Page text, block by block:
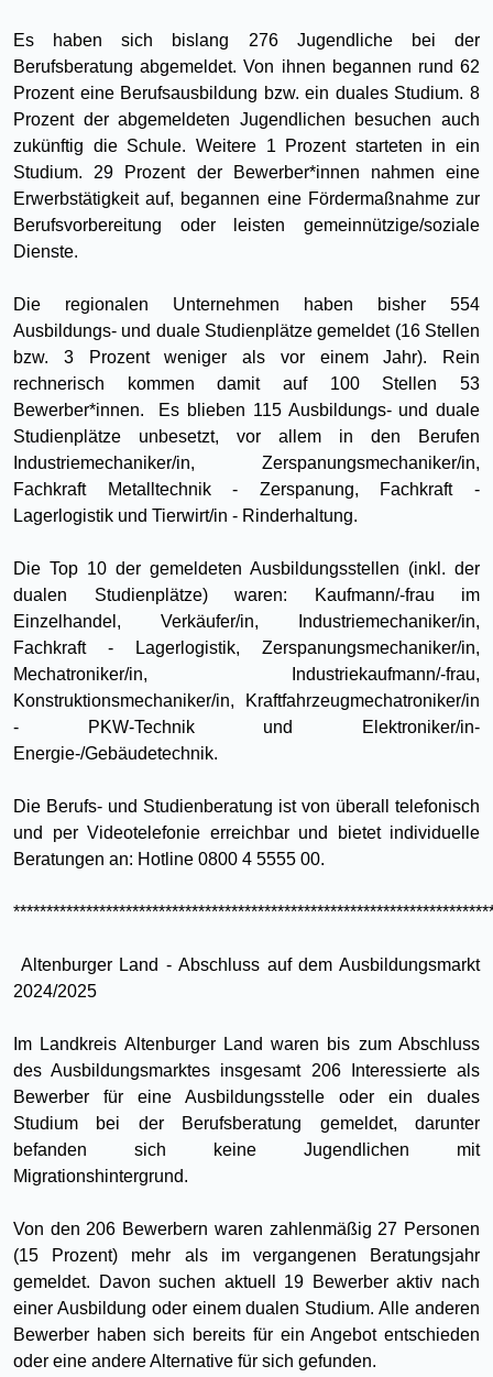
Es haben sich bislang 276 Jugendliche bei der
Berufsberatung abgemeldet. Von ihnen begannen rund 62
Prozent eine Berufsausbildung bzw. ein duales Studium. 8
Prozent der abgemeldeten Jugendlichen besuchen auch
zukünftig die Schule. Weitere 1 Prozent starteten in ein
Studium. 29 Prozent der Bewerber*innen nahmen eine
Erwerbstätigkeit auf, begannen eine Fördermaßnahme zur
Berufsvorbereitung oder leisten gemeinnützige/soziale
Dienste.
Die regionalen Unternehmen haben bisher 554
Ausbildungs- und duale Studienplätze gemeldet (16 Stellen
bzw. 3 Prozent weniger als vor einem Jahr). Rein
rechnerisch kommen damit auf 100 Stellen 53
Bewerber*innen. Es blieben 115 Ausbildungs- und duale
Studienplätze unbesetzt, vor allem in den Berufen
Industriemechaniker/in, Zerspanungsmechaniker/in,
Fachkraft Metalltechnik - Zerspanung, Fachkraft -
Lagerlogistik und Tierwirt/in - Rinderhaltung.
Die Top 10 der gemeldeten Ausbildungsstellen (inkl. der
dualen Studienplätze) waren: Kaufmann/-frau im
Einzelhandel, Verkäufer/in, Industriemechaniker/in,
Fachkraft - Lagerlogistik, Zerspanungsmechaniker/in,
Mechatroniker/in, Industriekaufmann/-frau,
Konstruktionsmechaniker/in, Kraftfahrzeugmechatroniker/in
- PKW-Technik und Elektroniker/in-
Energie-/Gebäudetechnik.
Die Berufs- und Studienberatung ist von überall telefonisch
und per Videotelefonie erreichbar und bietet individuelle
Beratungen an: Hotline 0800 4 5555 00.
Altenburger Land - Abschluss auf dem Ausbildungsmarkt
2024/2025
Im Landkreis Altenburger Land waren bis zum Abschluss
des Ausbildungsmarktes insgesamt 206 Interessierte als
Bewerber für eine Ausbildungsstelle oder ein duales
Studium bei der Berufsberatung gemeldet, darunter
befanden sich keine Jugendlichen mit
Migrationshintergrund.
Von den 206 Bewerbern waren zahlenmäßig 27 Personen
(15 Prozent) mehr als im vergangenen Beratungsjahr
gemeldet. Davon suchen aktuell 19 Bewerber aktiv nach
einer Ausbildung oder einem dualen Studium. Alle anderen
Bewerber haben sich bereits für ein Angebot entschieden
oder eine andere Alternative für sich gefunden.